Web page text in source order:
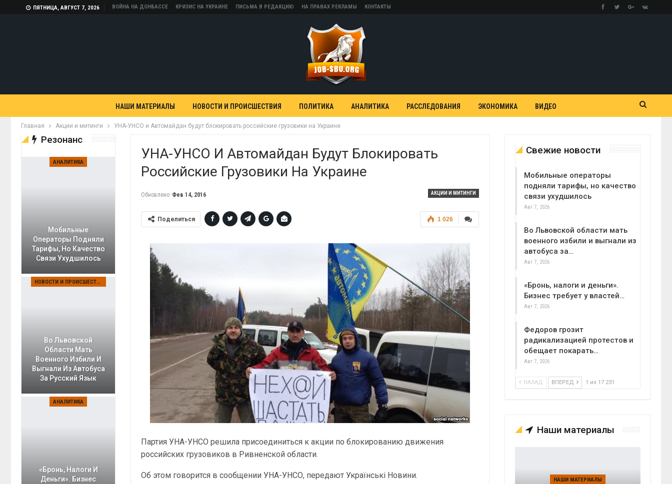
ПЯТНИЦА, АВГУСТ 7, 2026 ВОЙНА НА ДОНБАССЕ КРИЗИС НА УКРАИНЕ ПИСЬМА В РЕДАКЦИЮ НА ПРАВАХ РЕКЛАМЫ КОНТАКТЫ
НАШИ МАТЕРИАЛЫ НОВОСТИ И ПРОИСШЕСТВИЯ ПОЛИТИКА АНАЛИТИКА РАССЛЕДОВАНИЯ ЭКОНОМИКА ВИДЕО
Главная Акции и митинги УНА-УНСО и Автомайдан будут блокировать российские грузовики на Украине
УНА-УНСО И Автомайдан Будут Блокировать
Российские Грузовики На Украине
АКЦИИ И МИТИНГИ
Обновлено Фев 14, 2016
1 026
Поделиться
Партия УНА-УНСО решила присоединиться к акции по блокированию движения
российских грузовиков в Ривненской области.
Об этом говорится в сообщении УНА-УНСО, передают Українські Новини.
Свежие новости
Мобильные операторы
подняли тарифы, но качество
связи ухудшилось
Авг 7, 2026
Во Львовской области мать
военного избили и выгнали из
автобуса за…
Авг 7, 2026
«Бронь, налоги и деньги».
Бизнес требует у властей…
Авг 7, 2026
Федоров грозит
радикализацией протестов и
обещает покарать…
Авг 7, 2026
НАЗАД ВПЕРЕД 1 из 17 231
Наши материалы
НАШИ МАТЕРИАЛЫ
Резонанс
АНАЛИТИКА
Мобильные
Операторы Подняли
Тарифы, Но Качество
Связи Ухудшилось
НОВОСТИ И ПРОИСШЕСТВИЯ
Во Львовской
Области Мать
Военного Избили И
Выгнали Из Автобуса
За Русский Язык
АНАЛИТИКА
«Бронь, Налоги И
Деньги». Бизнес